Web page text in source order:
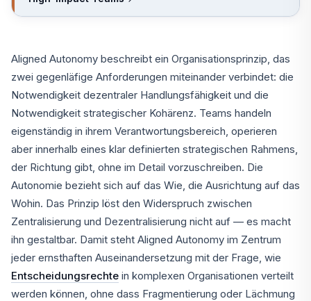
Aligned Autonomy beschreibt ein Organisationsprinzip, das
zwei gegenläfige Anforderungen miteinander verbindet: die
Notwendigkeit dezentraler Handlungsfähigkeit und die
Notwendigkeit strategischer Kohärenz. Teams handeln
eigenständig in ihrem Verantwortungsbereich, operieren
aber innerhalb eines klar definierten strategischen Rahmens,
der Richtung gibt, ohne im Detail vorzuschreiben. Die
Autonomie bezieht sich auf das Wie, die Ausrichtung auf das
Wohin. Das Prinzip löst den Widerspruch zwischen
Zentralisierung und Dezentralisierung nicht auf — es macht
ihn gestaltbar. Damit steht Aligned Autonomy im Zentrum
jeder ernsthaften Auseinandersetzung mit der Frage, wie
Entscheidungsrechte in komplexen Organisationen verteilt
werden können, ohne dass Fragmentierung oder Lächmung